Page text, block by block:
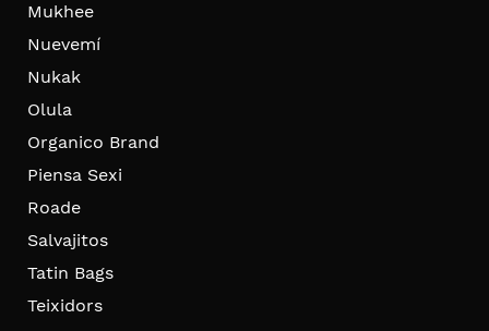
Mukhee
Nuevemí
Nukak
Olula
Organico Brand
Piensa Sexi
Roade
Salvajitos
Tatin Bags
Teixidors